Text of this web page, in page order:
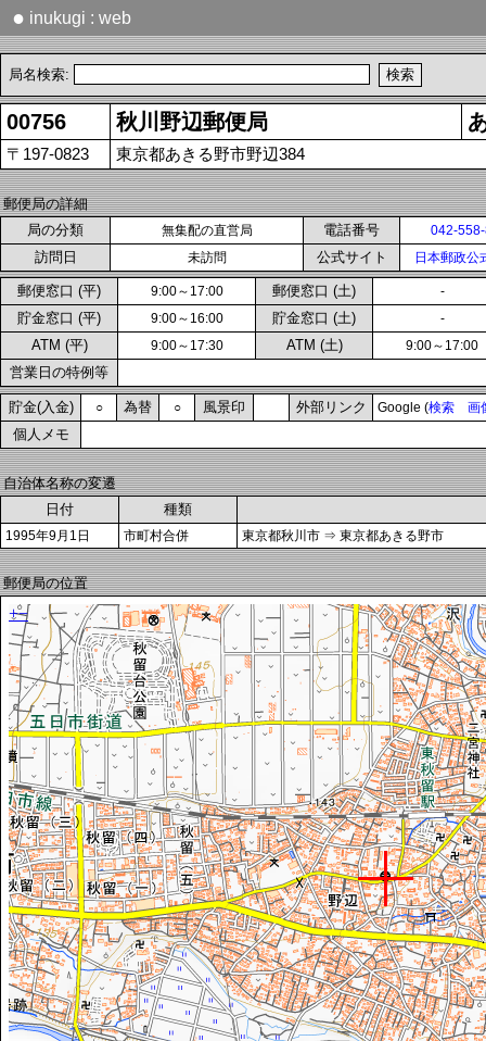
● inukugi : web
局名検索:
00756 秋川野辺郵便局
〒197-0823 東京都あきる野市野辺384
郵便局の詳細
局の分類
無集配の直営局 電話番号 042-
訪問日 未訪問 公式サイト 日本郵政公
郵便窓口 (平) 9:00～17:00 郵便窓口 (土) -
貯金窓口 (平) 9:00～16:00 貯金窓口 (土) -
ATM (平) 9:00～17:30 ATM (土) 9:00～17:00
営業日の特例等
貯金(入金) ○ 為替 ○ 風景印 外部リンク Google (検索 画
個人メモ
自治体名称の変遷
日付
種類
1995年9月1日 市町村合併 東京都秋川市 ⇒ 東京都あきる野市
郵便局の位置